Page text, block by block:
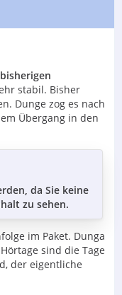
stabil. Bisher
Dunge zog es nach
Übergang in den
da Sie keine
zu sehen.
im Paket. Dunga
sind die Tage
der eigentliche